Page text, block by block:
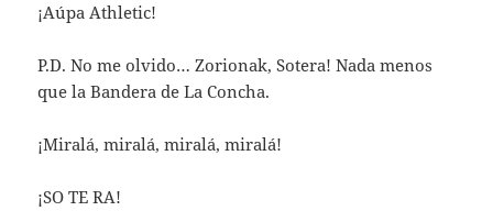
¡Aúpa Athletic!
P.D. No me olvido… Zorionak, Sotera! Nada menos
que la Bandera de La Concha.
¡Miralá, miralá, miralá, miralá!
¡SO TE RA!